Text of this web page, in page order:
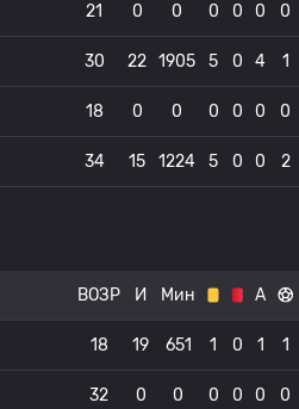
21 0 0 0 0 0 0
30 22 1905 5 0 4 1
18 0 0 0 0 0 0
34 15 1224 5 0 0 2
ВОЗР И Мин А
18 19 651 1 0 1 1
32 0 0 0 0 0 0